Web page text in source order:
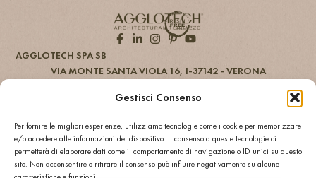
Gestisci Consenso
Per fornire le migliori esperienze, utilizziamo tecnologie come i cookie per memorizzare
e/o accedere alle informazioni del dispositivo. Il consenso a queste tecnologie ci
permetterà di elaborare dati come il comportamento di navigazione o ID unici su questo
sito. Non acconsentire o ritirare il consenso può influire negativamente su alcune
AGGLOTECH SPA SB
VIA MONTE SANTA VIOLA 16, I-37142 - VERONA
PEC: AGGLOTECH@DADAPEC.COM
Κεφάλαιο € 2.000.000,00 πλήρως καταβεβλημένο
REA: VR 170897
ΑΡΧΙΚΗ
ΑΡΧΙΚΗ